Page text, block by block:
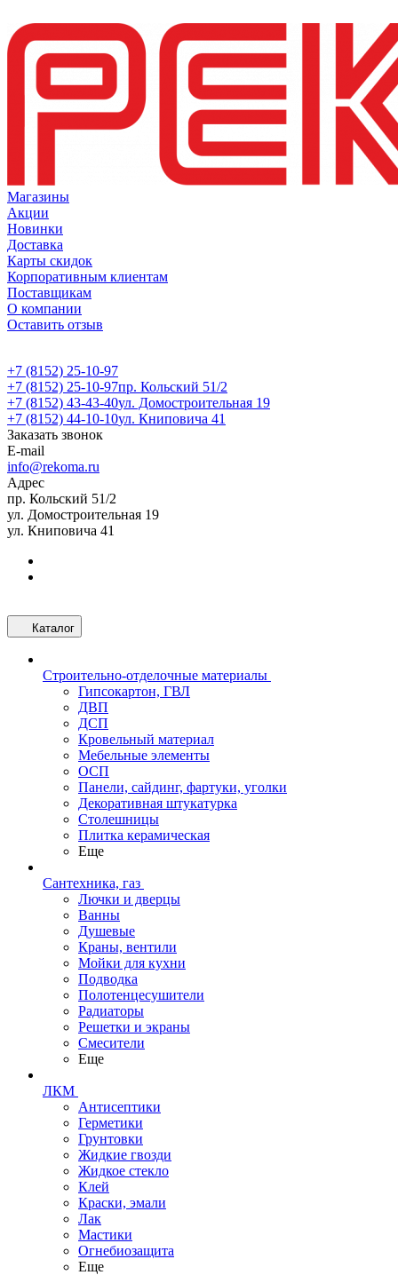
Магазины
Акции
Новинки
Доставка
Карты скидок
Корпоративным клиентам
Поставщикам
О компании
Оставить отзыв
+7 (8152) 25-10-97
+7 (8152) 25-10-97пр. Кольский 51/2
+7 (8152) 43-43-40ул. Домостроительная 19
+7 (8152) 44-10-10ул. Книповича 41
Заказать звонок
E-mail
info@rekoma.ru
Адрес
пр. Кольский 51/2
ул. Домостроительная 19
ул. Книповича 41
Каталог
Строительно-отделочные материалы
Гипсокартон, ГВЛ
ДВП
ДСП
Кровельный материал
Мебельные элементы
ОСП
Панели, сайдинг, фартуки, уголки
Декоративная штукатурка
Столешницы
Плитка керамическая
Еще
Сантехника, газ
Лючки и дверцы
Ванны
Душевые
Краны, вентили
Мойки для кухни
Подводка
Полотенцесушители
Радиаторы
Решетки и экраны
Смесители
Еще
ЛКМ
Антисептики
Герметики
Грунтовки
Жидкие гвозди
Жидкое стекло
Клей
Краски, эмали
Лак
Мастики
Огнебиозащита
Еще